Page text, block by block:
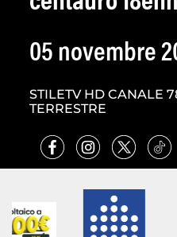
05 novembre
STILETV HD CANALE
TERRESTRE